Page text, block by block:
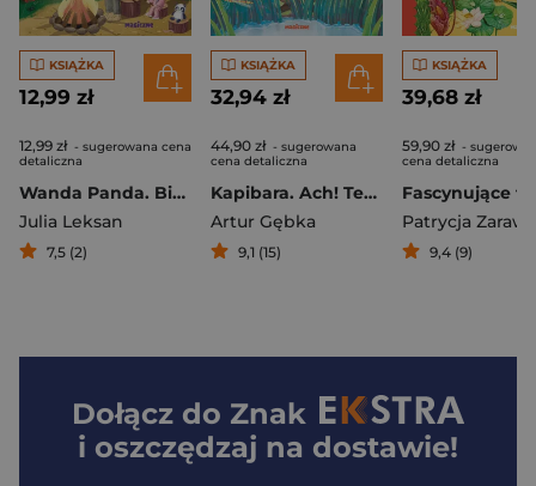
KSIĄŻKA
12,99 zł
12,99 zł - sugerowana cena
detaliczna
Wanda Panda. Biwak z tatą
Julia Leksan
7,5 (2)
KSIĄŻKA
32,94 zł
44,90 zł - sugerowana
cena detaliczna
Kapibara. Ach! Ten strach
Artur Gębka
9,1 (15)
KSIĄŻKA
39,68 zł
59,90 zł -
cena detaliczna
Patrycja
9,4 (9)
Dołącz do Znak
i oszczędzaj na dostawie!